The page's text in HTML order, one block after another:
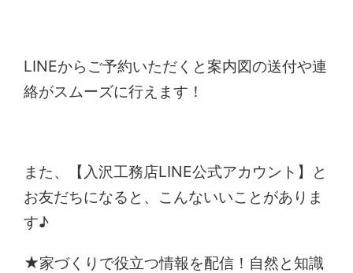
LINEからご予約いただくと案内図の送付や連
絡がスムーズに行えます！
また、【入沢工務店LINE公式アカウント】と
お友だちになると、こんないいことがありま
す♪
★家づくりで役立つ情報を配信！自然と知識